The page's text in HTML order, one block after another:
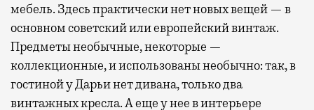
мебель. Здесь практически нет новых вещей — в
основном советский или европейский винтаж.
Предметы необычные, некоторые —
коллекционные, и использованы необычно: так, в
гостиной у Дарьи нет дивана, только два
винтажных кресла. А еще у нее в интерьере